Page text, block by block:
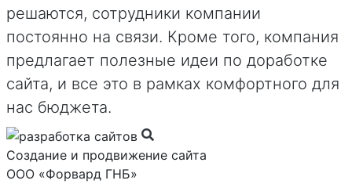
решаются, сотрудники компании
постоянно на связи. Кроме того, компания
предлагает полезные идеи по доработке
сайта, и все это в рамках комфортного для
нас бюджета.
Создание и продвижение сайта
ООО «Форвард ГНБ»